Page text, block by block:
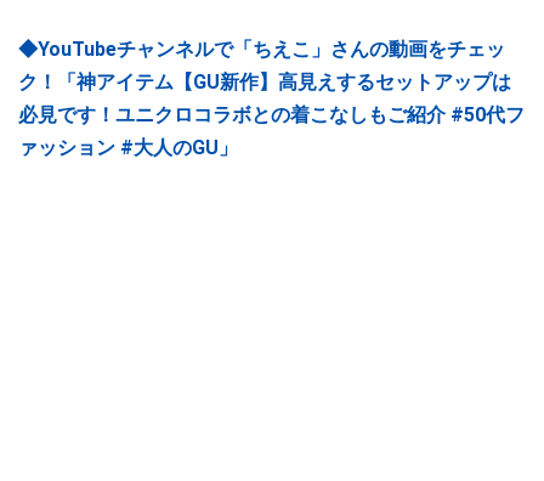
◆YouTubeチャンネルで「ちえこ」さんの動画をチェッ
ク！「神アイテム【GU新作】高見えするセットアップは
必見です！ユニクロコラボとの着こなしもご紹介 #50代フ
ァッション #大人のGU」